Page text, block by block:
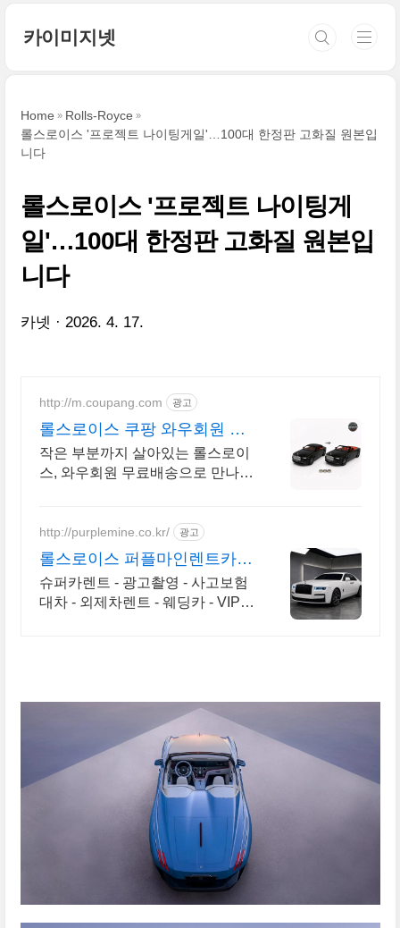
카이미지넷
Home
Rolls-Royce
롤스로이스 '프로젝트 나이팅게일'…100대 한정판 고화질 원본입
니다
롤스로이스 '프로젝트 나이팅게
일'…100대 한정판 고화질 원본입
니다
카넷 2026. 4. 17.
http://m.coupang.com 광고
롤스로이스 쿠팡 와우회원 무
제한 무료배송
작은 부분까지 살아있는 롤스로이
스, 와우회원 무료배송으로 만나보
고르세요.
http://purplemine.co.kr/ 광고
롤스로이스 퍼플마인렌트카 #
슈퍼카 협찬문의 #방송렌트
슈퍼카렌트 - 광고촬영 - 사고보험
대차 - 외제차렌트 - 웨딩카 - VIP의